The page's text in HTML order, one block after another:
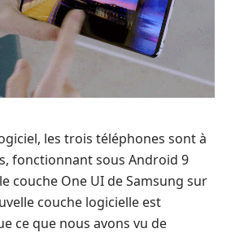
les trois téléphones sont à
fonctionnant sous Android 9
couche One UI de Samsung sur
couche logicielle est
ce que nous avons vu de